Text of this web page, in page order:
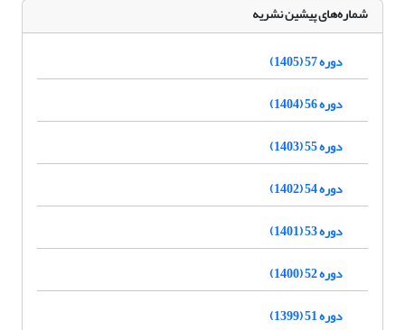
شماره‌های پیشین نشریه
دوره 57 (1405)
دوره 56 (1404)
دوره 55 (1403)
دوره 54 (1402)
دوره 53 (1401)
دوره 52 (1400)
دوره 51 (1399)